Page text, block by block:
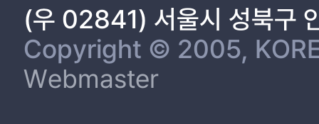
(우 02841) 서울시 성북구
Copyright © 2005,
Webmaster